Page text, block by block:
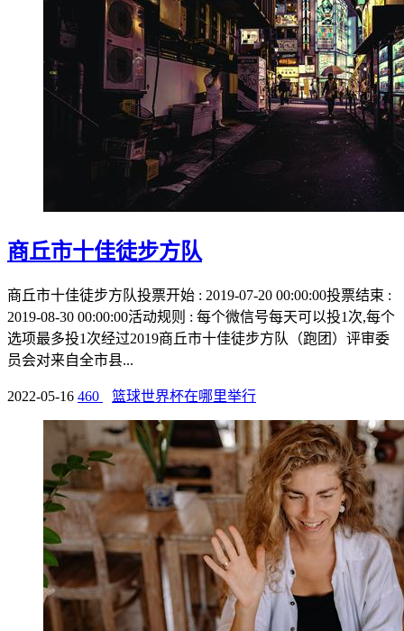
商丘市十佳徒步方队
商丘市十佳徒步方队投票开始 : 2019-07-20 00:00:00投票结束 :
2019-08-30 00:00:00活动规则 : 每个微信号每天可以投1次,每个
选项最多投1次经过2019商丘市十佳徒步方队（跑团）评审委
员会对来自全市县...
2022-05-16 460 篮球世界杯在哪里举行